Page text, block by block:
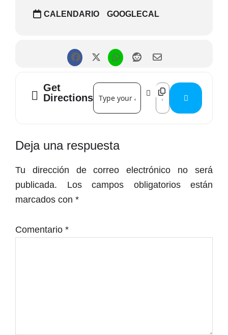
CALENDARIO GOOGLECAL
Get
Directions
Address - Visita al Molí de Mànec []
Destination Address
Interacciones
con
los
lectores
Deja una respuesta
Tu dirección de correo electrónico no será
publicada.
Los campos obligatorios están
marcados con *
Comentario *